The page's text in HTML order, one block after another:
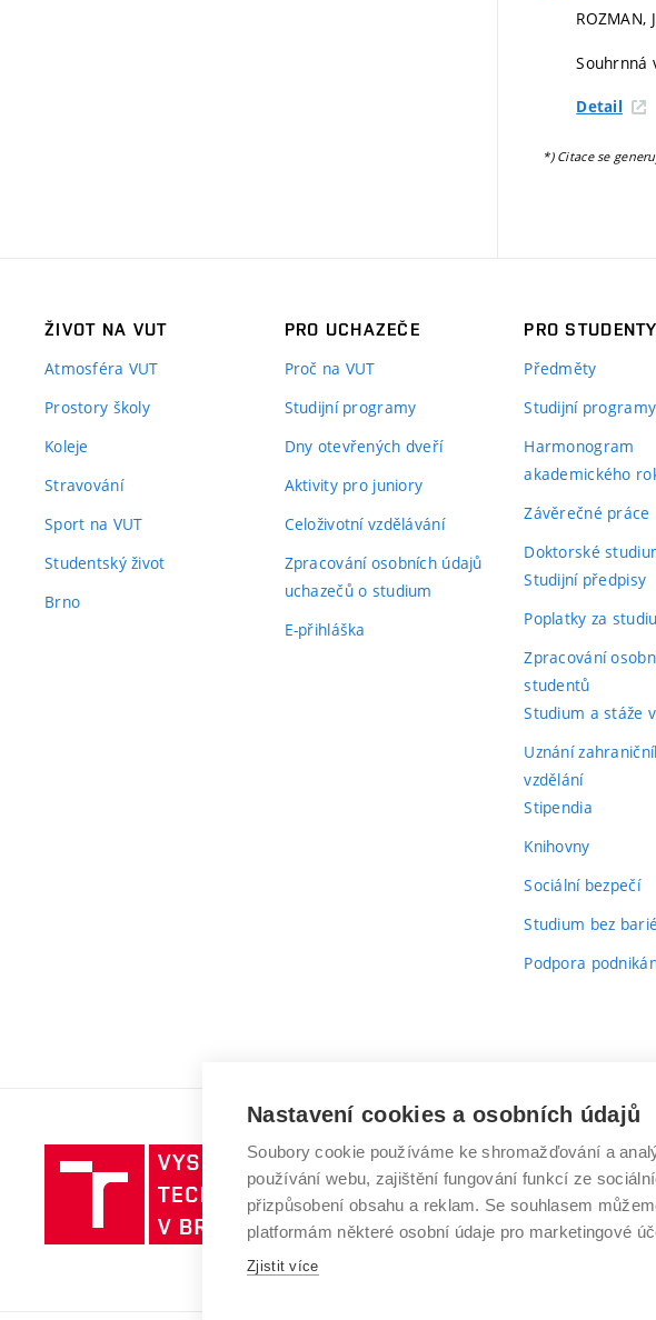
ROZMAN,
Souhrnná
Detail
*) Citace se
ŽIVOT NA VUT
Atmosféra VUT
Prostory školy
Koleje
Stravování
Sport na VUT
Studentský život
Brno
PRO UCHAZEČE
Proč na VUT
Studijní programy
Dny otevřených dveří
Aktivity pro juniory
Celoživotní vzdělávání
Zpracování osobních údajů
uchazečů o studium
E-přihláška
PRO STUDENTY
Předměty
Studijní programy
Harmonogram
akademického
Závěrečné práce
Doktorské
Studijní předpisy
Poplatky za
Zpracování
studentů
Studium a stáže
Uznání
vzdělání
Stipendia
Knihovny(externí
Sociální bezpečí
Studium bez
Podpora
Vysoké
učení
technické
v
VYSOKÉ
Antonínská 548/1
602 00 Brno
Nastavení cookies a osobních údajů
Soubory cookie používáme ke shromažďování a
používání webu, zajištění fungování funkcí ze
přizpůsobení obsahu a reklam. Se souhlasem
platformám některé osobní údaje pro marketingové
Zjistit více